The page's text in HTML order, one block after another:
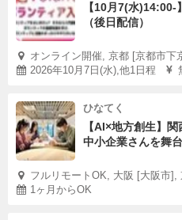
【10月7(水
（後日配信）
オンライン開催, 京都 [京都市下
2026年10月7日(水),他1日程
ひなてく
【AI×地方創生】
中小企業さんを舞
フルリモートOK, 大阪 [大阪市],
1ヶ月からOK